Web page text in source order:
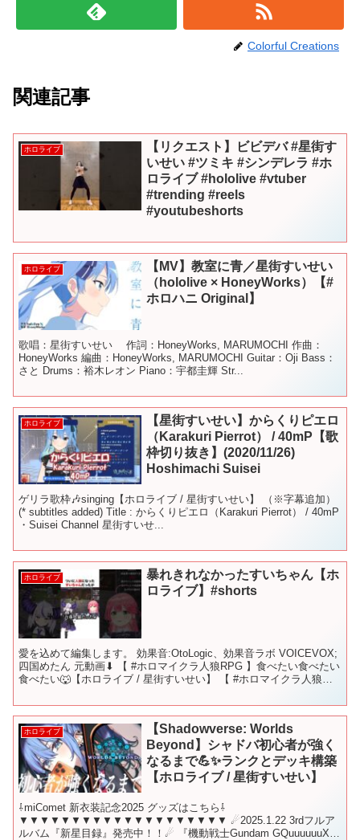
Colorful Creations
関連記事
ホロライブ
【リクエスト】ビビデバ #星街す
いせい #ツミキ #シンデレラ #ホ
ロライブ #hololive #vtuber
#trending #reels
#youtubeshorts
ホロライブ
【MV】教室に青／星街すいせい
（hololive × HoneyWorks）【#
ホロハニ Original】
歌唱：星街すいせい 作詞：HoneyWorks, MARUMOCHI 作曲：
HoneyWorks 編曲：HoneyWorks, MARUMOCHI Guitar：Oji Bass：
さと Drums：裕木レオン Piano：宇都圭輝 Str...
ホロライブ
【星街すいせい】からくりピエロ
（Karakuri Pierrot） / 40mP【歌
枠切り抜き】(2020/11/26)
Hoshimachi Suisei
ゲリラ歌枠🎶singing【ホロライブ / 星街すいせい】 （※字幕追加）
(* subtitles added) Title : からくりピエロ（Karakuri Pierrot） / 40mP
・Suisei Channel 星街すいせ...
ホロライブ
暴れきれなかったすいちゃん【ホ
ロライブ】#shorts
愛を込めて編集します。 効果音:OtoLogic、効果音ラボ VOICEVOX;
四国めたん 元動画⬇︎ 【 #ホロマイクラ人狼RPG 】食べたい食べたい
食べたい🐺【ホロライブ / 星街すいせい】 【 #ホロマイクラ人狼
ホロライブ
【Shadowverse: Worlds
Beyond】シャドバ初心者が強く
なるまで💪✨ランクとデッキ構築
【ホロライブ / 星街すいせい】
⇩miComet 新衣装記念2025 グッズはこちら⇩
▼▼▼▼▼▼▼▼▼▼▼▼▼▼▼▼▼▼▼▼ ☄2025.1.22 3rdフルア
ルバム『新星目録』発売中！！☄ 『機動戦士Gundam GQuuuuuuX』